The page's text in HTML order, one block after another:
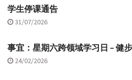
学生停课通告
31/07/2026
事宜：星期六跨领域学习日 – 健
24/02/2026